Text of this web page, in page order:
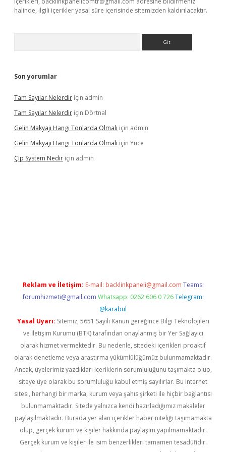
halinde, ilgili içerikler yasal süre içerisinde sitemizden kaldırılacaktır.
Son yorumlar
Tam Sayılar Nelerdir için admin
Tam Sayılar Nelerdir için Dörtnal
Gelin Makyajı Hangi Tonlarda Olmalı için admin
Gelin Makyajı Hangi Tonlarda Olmalı için Yüce
Çip System Nedir için admin
Reklam ve İletişim: E-mail: backlinkpaneli@gmail.com Teams:
forumhizmeti@gmail.com Whatsapp: 0262 606 0 726 Telegram:
@karabul
Yasal Uyarı: Sitemiz, 5651 Sayılı Kanun gereğince Bilgi Teknolojileri
ve İletişim Kurumu (BTK) tarafından onaylanmış bir Yer Sağlayıcı
olarak hizmet vermektedir. Bu nedenle, sitedeki içerikleri proaktif
olarak denetleme veya araştırma yükümlülüğümüz bulunmamaktadır.
Ancak, üyelerimiz yazdıkları içeriklerin sorumluluğunu taşımakta olup,
siteye üye olarak bu sorumluluğu kabul etmiş sayılırlar. Bu internet
sitesi, herhangi bir marka, kurum veya şahıs şirketi ile hiçbir bağlantısı
bulunmamaktadır. Sitede yalnızca kendi hazırladığımız makaleler
paylaşılmaktadır. Burada yer alan içerikler haber niteliği taşımamakta
olup, gerçek kurum ve kişiler hakkında paylaşım yapılmamaktadır.
Gerçek kurum ve kişiler ile isim benzerlikleri tamamen tesadüfidir.